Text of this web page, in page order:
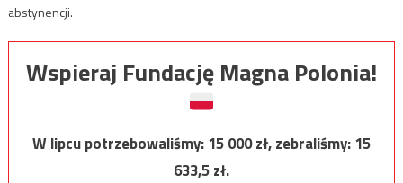
abstynencji.
Wspieraj Fundację Magna Polonia!
W lipcu potrzebowaliśmy:15 000zł, zebraliśmy:15
633,5zł.